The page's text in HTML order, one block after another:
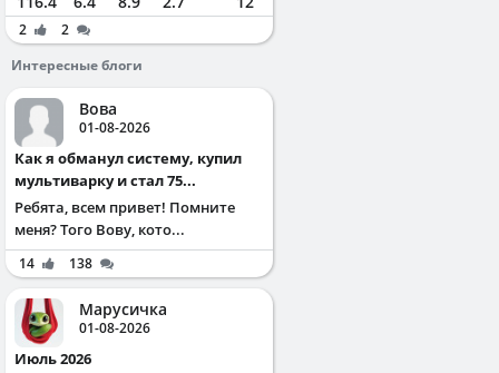
2
2
Интересные блоги
Вова
01-08-2026
Как я обманул систему, купил
мультиварку и стал 75...
Ребята, всем привет! Помните
меня? Того Вову, кото...
14 138
Марусичка
01-08-2026
Июль 2026